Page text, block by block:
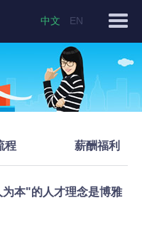
中文 EN
程 薪酬福利
本"的人才理念是博雅